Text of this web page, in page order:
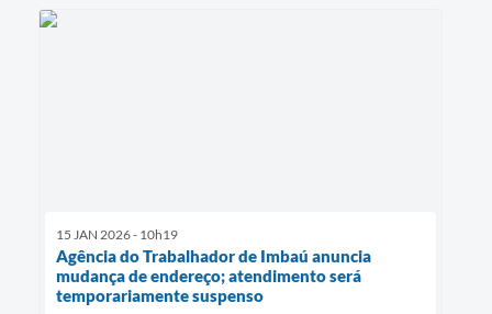
15 JAN 2026 - 10h19
Agência do Trabalhador de Imbaú anuncia
mudança de endereço; atendimento será
temporariamente suspenso